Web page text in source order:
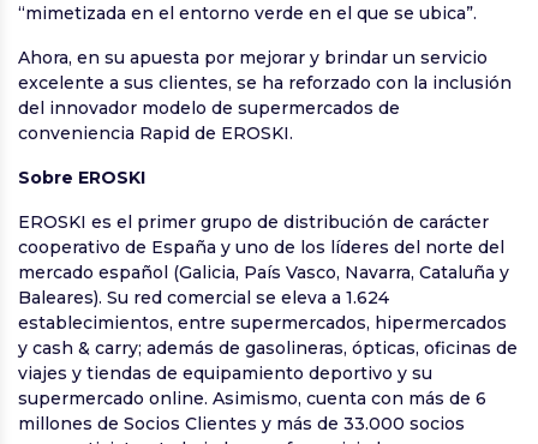
“mimetizada en el entorno verde en el que se ubica”.
Ahora, en su apuesta por mejorar y brindar un servicio
excelente a sus clientes, se ha reforzado con la inclusión
del innovador modelo de supermercados de
conveniencia Rapid de EROSKI.
Sobre EROSKI
EROSKI es el primer grupo de distribución de carácter
cooperativo de España y uno de los líderes del norte del
mercado español (Galicia, País Vasco, Navarra, Cataluña y
Baleares). Su red comercial se eleva a 1.624
establecimientos, entre supermercados, hipermercados
y cash & carry; además de gasolineras, ópticas, oficinas de
viajes y tiendas de equipamiento deportivo y su
supermercado online. Asimismo, cuenta con más de 6
millones de Socios Clientes y más de 33.000 socios